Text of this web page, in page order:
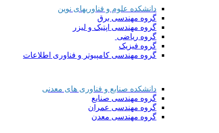
دانشکده علوم و فناوریهای نوین
گروه مهندسی برق
گروه مهندسی اپتیک و لیزر
گروه ریاضی
گروه فیزیک
گروه مهندسی کامپیوتر و فناوری اطلاعات
دانشکده صنایع و فناوری های معدنی
گروه مهندسی صنایع
گروه مهندسی عمران
گروه مهندسی معدن